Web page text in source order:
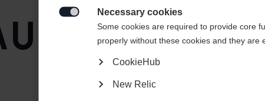
Verenigde staten (Engels)
Ja, ik wil graag
Necessary cookies
Some cookies are required to provide core
properly without these cookies and they are
CookieHub
New Relic